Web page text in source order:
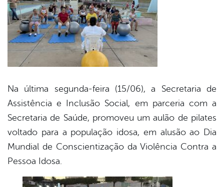
Na última segunda-feira (15/06), a Secretaria de
Assistência e Inclusão Social, em parceria com a
Secretaria de Saúde, promoveu um aulão de pilates
voltado para a população idosa, em alusão ao Dia
Mundial de Conscientização da Violência Contra a
Pessoa Idosa.